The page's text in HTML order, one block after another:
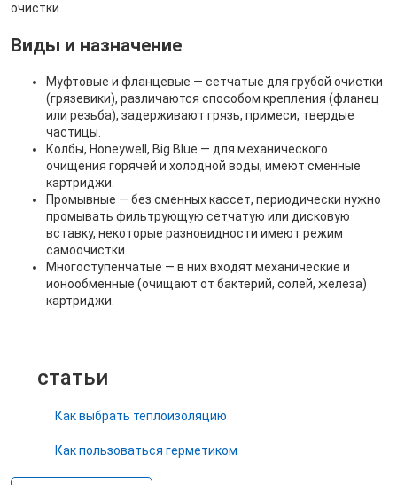
очистки.
Виды и назначение
Муфтовые и фланцевые — сетчатые для грубой очистки
(грязевики), различаются способом крепления (фланец
или резьба), задерживают грязь, примеси, твердые
частицы.
Колбы, Honeywell, Big Blue — для механического
очищения горячей и холодной воды, имеют сменные
картриджи.
Промывные — без сменных кассет, периодически нужно
промывать фильтрующую сетчатую или дисковую
вставку, некоторые разновидности имеют режим
самоочистки.
Многоступенчатые — в них входят механические и
ионообменные (очищают от бактерий, солей, железа)
картриджи.
статьи
Как выбрать теплоизоляцию
Как пользоваться герметиком